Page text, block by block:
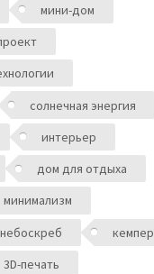
мини-дом
солнечная энергия
интерьер
дом для отдыха
минимализм
небоскреб
кемпер
3D-печать